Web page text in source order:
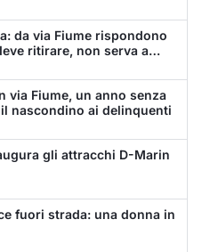
da via Fiume rispondono
ritirare, non serva a
via Fiume, un anno senza
nascondino ai delinquenti
gli attracchi D-Marin
fuori strada: una donna in